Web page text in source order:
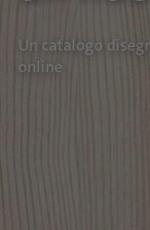
Un catalogo
online